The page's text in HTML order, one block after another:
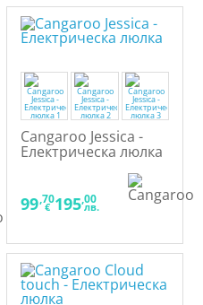
Cangaroo Jessica -
Електрическа люлка
99,70
€ 195,00
лв.